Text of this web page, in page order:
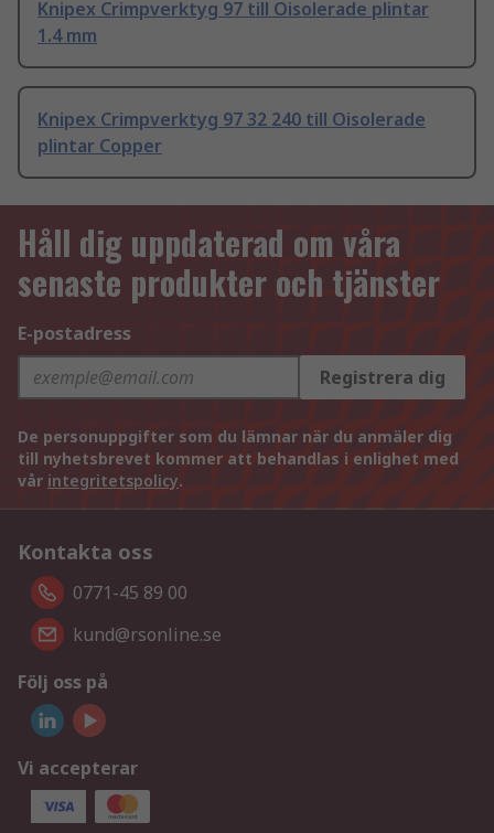
Knipex Crimpverktyg 97 till Oisolerade plintar
1.4 mm
Knipex Crimpverktyg 97 32 240 till Oisolerade
plintar Copper
Håll dig uppdaterad om våra
senaste produkter och tjänster
E-postadress
Registrera dig
De personuppgifter som du lämnar när du anmäler dig
till nyhetsbrevet kommer att behandlas i enlighet med
vår integritetspolicy.
Kontakta oss
0771-45 89 00
kund@rsonline.se
Följ oss på
Vi accepterar